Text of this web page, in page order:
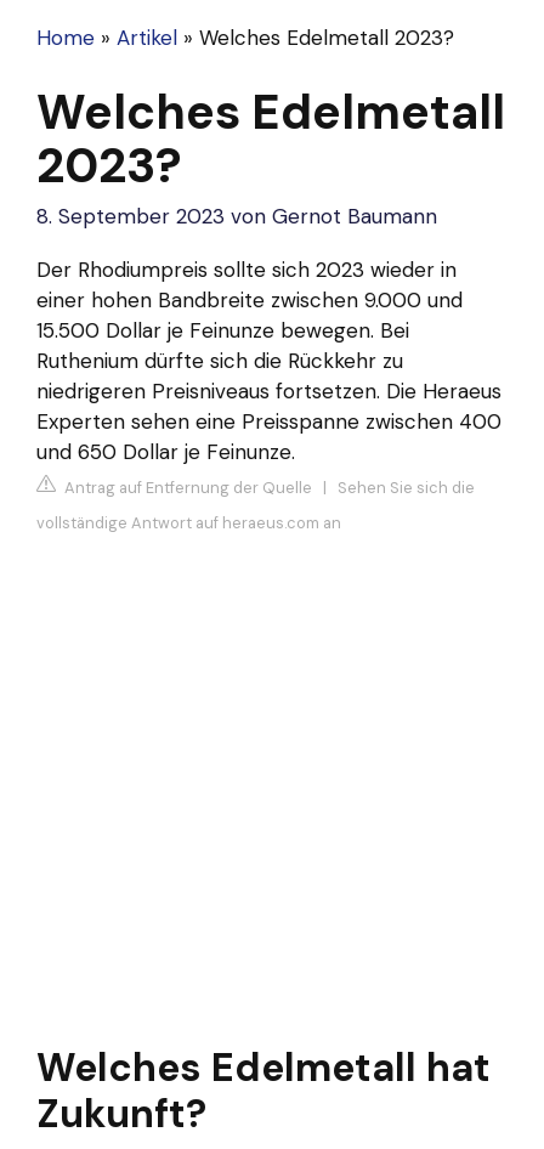
Home » Artikel » Welches Edelmetall 2023?
Welches Edelmetall
2023?
8. September 2023 von Gernot Baumann
Der Rhodiumpreis sollte sich 2023 wieder in
einer hohen Bandbreite zwischen 9.000 und
15.500 Dollar je Feinunze bewegen. Bei
Ruthenium dürfte sich die Rückkehr zu
niedrigeren Preisniveaus fortsetzen. Die Heraeus
Experten sehen eine Preisspanne zwischen 400
und 650 Dollar je Feinunze.
Antrag auf Entfernung der Quelle | Sehen Sie sich die
vollständige Antwort auf heraeus.com an
Welches Edelmetall hat
Zukunft?